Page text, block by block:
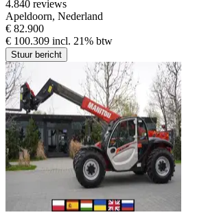
4.840 reviews
Apeldoorn, Nederland
€ 82.900
€ 100.309 incl. 21% btw
Stuur bericht